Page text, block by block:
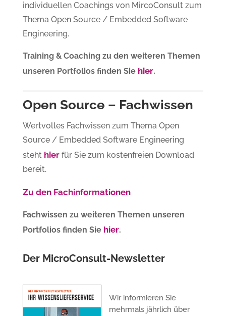
individuellen Coachings von MircoConsult zum
Thema Open Source / Embedded Software
Engineering.
Training & Coaching zu den weiteren Themen
unseren Portfolios finden Sie hier.
Open Source – Fachwissen
Wertvolles Fachwissen zum Thema Open
Source / Embedded Software Engineering
steht hier für Sie zum kostenfreien Download
bereit.
Zu den Fachinformationen
Fachwissen zu weiteren Themen unseren
Portfolios finden Sie hier.
Der MicroConsult-Newsletter
Wir informieren Sie
mehrmals jährlich über